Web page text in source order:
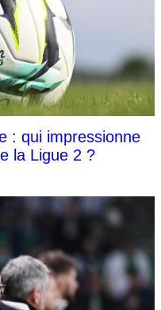
: qui impressionne
la Ligue 2 ?